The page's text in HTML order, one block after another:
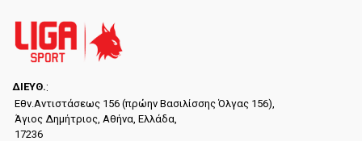
ΔΙΕYΘ.:
Εθν.Αντιστάσεως 156 (πρώην Βασιλίσσης Όλγας 156),
Άγιος Δημήτριος, Αθήνα, Ελλάδα,
17236